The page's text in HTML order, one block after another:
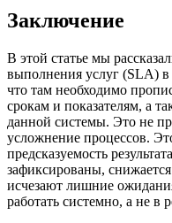
Заключение
В этой статье мы
выполнения услуг (SLA) в
что там необходимо
срокам и показателям, а
данной системы. Это не
усложнение процессов.
предсказуемость
зафиксированы,
исчезают лишние
работать системно, а не в